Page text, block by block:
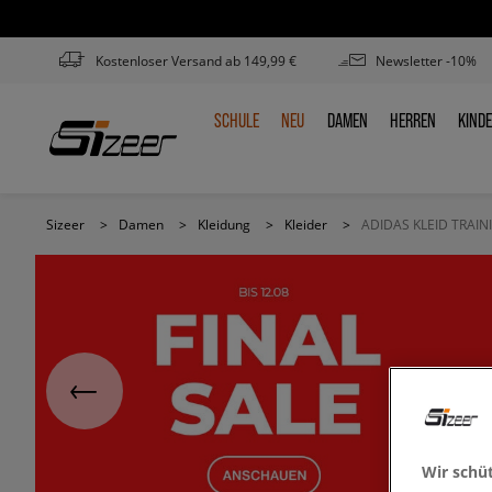
Kostenloser Versand ab 149,99 € Newsletter -10%
SCHULE
SCHULE NEU
NEU DAMEN
DAMEN HERREN
HERREN
Sizeer > Damen > Kleidung > Kleider > ADIDAS KLEID
Wir